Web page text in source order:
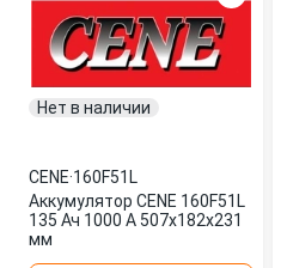
Нет в наличии
CENE·160F51L
Аккумулятор CENE 160F51L
135 Ач 1000 А 507x182x231
мм